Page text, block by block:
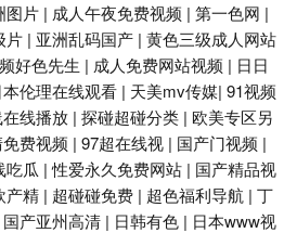
图片 | 成人午夜免费视频 | 第一色网 |
片 | 亚洲乱码国产 | 黄色三级成人网站
好色先生 | 成人免费网站视频 | 日日
本伦理在线观看 | 天美mv传媒| 91视频
线播放 | 探碰超碰分类 | 欧美专区另
费视频 | 97超在线视 | 国产门视频 |
吃瓜 |性爱永久免费网站 | 国产精品视
产精 | 超碰碰免费 | 超色福利导航 | 丁
国产亚州高清 | 日韩有色 | 日本www视